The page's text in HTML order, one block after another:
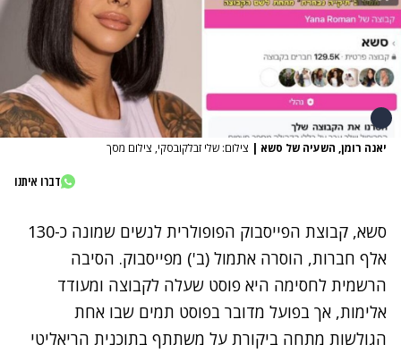
יאנה רומן, השעיה של סשא | צילום: שלי זבלקובסקי, צילום מסך
דברו איתנו
סשא, קבוצת הפייסבוק הפופולרית לנשים שמונה כ-130
אלף חברות, הוסרה אתמול (ב') מפייסבוק. הסיבה
הרשמית לחסימה היא פוסט שעלה לקבוצה ומעודד
אלימות, אך בפועל מדובר בפוסט תמים שבו אחת
הגולשות מתחה ביקורת על משתתף בתוכנית הריאליטי